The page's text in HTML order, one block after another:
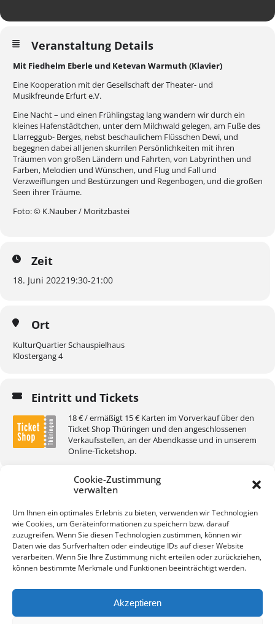
Cookie-Zustimmung
verwalten
Um Ihnen ein optimales Erlebnis zu bieten, verwenden wir Technologien
wie Cookies, um Geräteinformationen zu speichern bzw. darauf
zuzugreifen. Wenn Sie diesen Technologien zustimmen, können wir
Daten wie das Surfverhalten oder eindeutige IDs auf dieser Website
verarbeiten. Wenn Sie Ihre Zustimmung nicht erteilen oder zurückziehen,
können bestimmte Merkmale und Funktionen beeinträchtigt werden.
Akzeptieren
Veranstaltung Details
Mit Fiedhelm Eberle und Ketevan Warmuth (Klavier)
Eine Kooperation mit der Gesellschaft der Theater- und
Musikfreunde Erfurt e.V.
Eine Nacht – und einen Frühlingstag lang wandern wir durch ein
kleines Hafenstädtchen, unter dem Milchwald gelegen, am Fuße des
Llarreggub- Berges, nebst beschaulichem Flüsschen Dewi, und
begegnen dabei all jenen skurrilen Persönlichkeiten mit ihren
Träumen von großen Ländern und Fahrten, von Labyrinthen und
Farben, Melodien und Wünschen, und Flug und Fall und
Verzweiflungen und Bestürzungen und Regenbogen, und die großen
Seen ihrer Träume.
Foto: © K.Nauber / Moritzbastei
Zeit
18. Juni 202219:30-21:00
Ort
KulturQuartier Schauspielhaus
Klostergang 4
Eintritt und Tickets
18 € / ermäßigt 15 € Karten im Vorverkauf über den
Ticket Shop Thüringen und den angeschlossenen
Verkaufsstellen, an der Abendkasse und in unserem
Online-Ticketshop.
KALENDER GOOGLEKALENDER
Impressum Datenschutz